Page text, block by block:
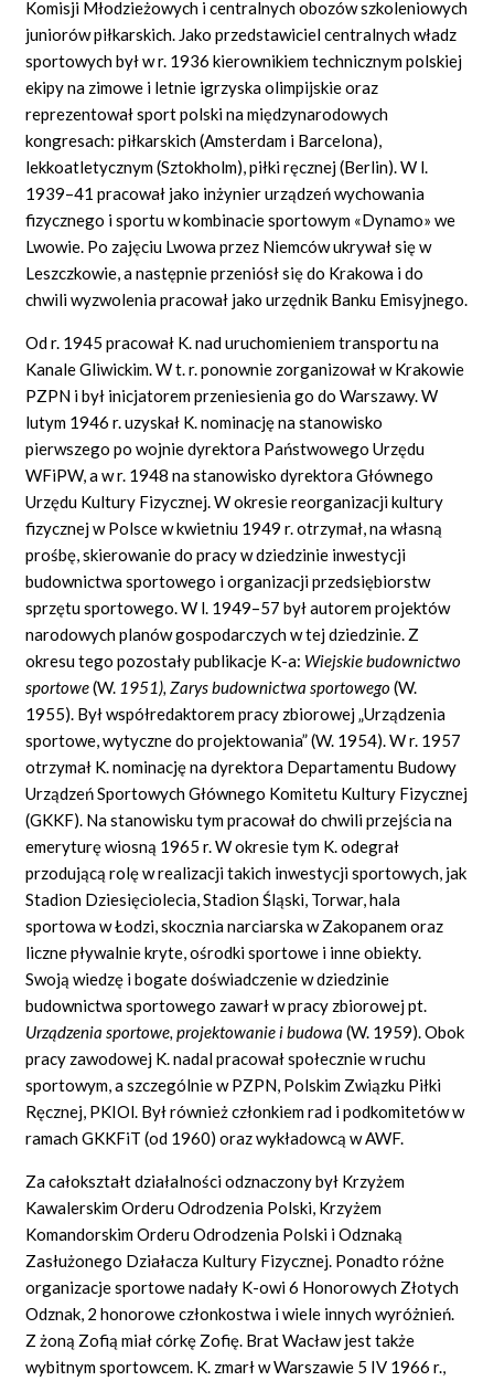
Komisji Młodzieżowych i centralnych obozów szkoleniowych
juniorów piłkarskich. Jako przedstawiciel centralnych władz
sportowych był w r. 1936 kierownikiem technicznym polskiej
ekipy na zimowe i letnie igrzyska olimpijskie oraz
reprezentował sport polski na międzynarodowych
kongresach: piłkarskich (Amsterdam i Barcelona),
lekkoatletycznym (Sztokholm), piłki ręcznej (Berlin). W l.
1939–41 pracował jako inżynier urządzeń wychowania
fizycznego i sportu w kombinacie sportowym «Dynamo» we
Lwowie. Po zajęciu Lwowa przez Niemców ukrywał się w
Leszczkowie, a następnie przeniósł się do Krakowa i do
chwili wyzwolenia pracował jako urzędnik Banku Emisyjnego.
Od r. 1945 pracował K. nad uruchomieniem transportu na
Kanale Gliwickim. W t. r. ponownie zorganizował w Krakowie
PZPN i był inicjatorem przeniesienia go do Warszawy. W
lutym 1946 r. uzyskał K. nominację na stanowisko
pierwszego po wojnie dyrektora Państwowego Urzędu
WFiPW, a w r. 1948 na stanowisko dyrektora Głównego
Urzędu Kultury Fizycznej. W okresie reorganizacji kultury
fizycznej w Polsce w kwietniu 1949 r. otrzymał, na własną
prośbę, skierowanie do pracy w dziedzinie inwestycji
budownictwa sportowego i organizacji przedsiębiorstw
sprzętu sportowego. W l. 1949–57 był autorem projektów
narodowych planów gospodarczych w tej dziedzinie. Z
okresu tego pozostały publikacje K-a: Wiejskie budownictwo
sportowe(W. 1951), Zarys budownictwa sportowego(W.
1955). Był współredaktorem pracy zbiorowej „Urządzenia
sportowe, wytyczne do projektowania” (W. 1954). W r. 1957
otrzymał K. nominację na dyrektora Departamentu Budowy
Urządzeń Sportowych Głównego Komitetu Kultury Fizycznej
(GKKF). Na stanowisku tym pracował do chwili przejścia na
emeryturę wiosną 1965 r. W okresie tym K. odegrał
przodującą rolę w realizacji takich inwestycji sportowych, jak
Stadion Dziesięciolecia, Stadion Śląski, Torwar, hala
sportowa w Łodzi, skocznia narciarska w Zakopanem oraz
liczne pływalnie kryte, ośrodki sportowe i inne obiekty.
Swoją wiedzę i bogate doświadczenie w dziedzinie
budownictwa sportowego zawarł w pracy zbiorowej pt.
Urządzenia sportowe, projektowanie i budowa(W. 1959). Obok
pracy zawodowej K. nadal pracował społecznie w ruchu
sportowym, a szczególnie w PZPN, Polskim Związku Piłki
Ręcznej, PKIOl. Był również członkiem rad i podkomitetów w
ramach GKKFiT (od 1960) oraz wykładowcą w AWF.
Za całokształt działalności odznaczony był Krzyżem
Kawalerskim Orderu Odrodzenia Polski, Krzyżem
Komandorskim Orderu Odrodzenia Polski i Odznaką
Zasłużonego Działacza Kultury Fizycznej. Ponadto różne
organizacje sportowe nadały K-owi 6 Honorowych Złotych
Odznak, 2 honorowe członkostwa i wiele innych wyróżnień.
Z żoną Zofią miał córkę Zofię. Brat Wacław jest także
wybitnym sportowcem. K. zmarł w Warszawie 5 IV 1966 r.,